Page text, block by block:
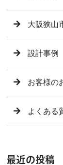
大阪狭山
設計事例
お客様の
よくある
最近の投稿